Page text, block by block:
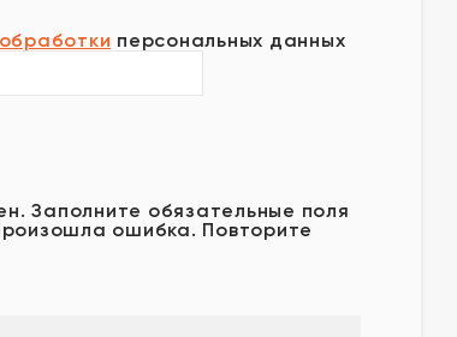
персональных данных
Заполните обязательные поля
ошибка. Повторите